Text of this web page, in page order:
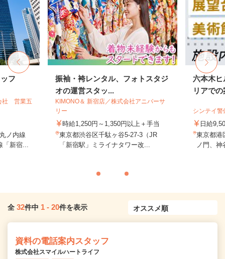
フ
社 営業五
ノ内線
新宿...
振袖・袴レンタル、フォトスタジ
オの運営スタッ...
KIMONO＆ 新宿店／株式会社アニバーサ
リー
時給1,250円～1,350円以上＋手当
東京都渋谷区千駄ヶ谷5-27-3（JR
「新宿駅」ミライナタワー改...
六本木ヒ
リアで
シンテイ
日給
東京都港
ノ門、
全 32件中 1 - 20件を表示
資料の電話案内スタッフ
株式会社スマイルハートライフ